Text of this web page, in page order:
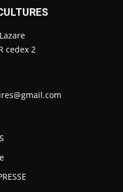
cedex 2